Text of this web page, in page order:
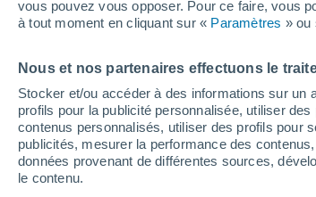
vous pouvez vous opposer. Pour ce faire, vous
à tout moment en cliquant sur « Paramètres » ou
Nous et nos partenaires effectuons le
Stocker et/ou accéder à des informations sur un
profils pour la publicité personnalisée, utiliser
contenus personnalisés, utiliser des profils pour
publicités, mesurer la performance des
données provenant de différentes sources,
le contenu.